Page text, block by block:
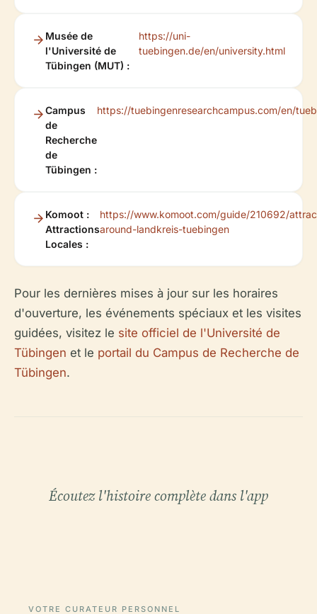
Musée de
l'Université de
Tübingen (MUT) :
https://uni-
tuebingen.de/en/university.html
Campus
de
Recherche
de
Tübingen :
https://tuebingenresearchcampus.com/en/
Komoot :
Attractions
Locales :
https://www.komoot.com/guide/210692/
around-landkreis-tuebingen
Pour les dernières mises à jour sur les horaires
d'ouverture, les événements spéciaux et les visites
guidées, visitez le site officiel de l'Université de
Tübingen et le portail du Campus de Recherche de
Tübingen.
Écoutez l'histoire complète dans l'app
VOTRE CURATEUR PERSONNEL